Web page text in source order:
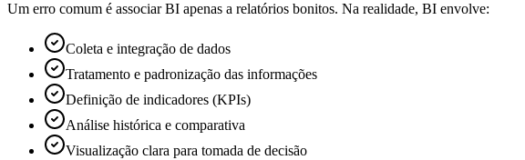
Um erro comum é associar BI apenas a relatórios bonitos. Na realidade, BI envolve:
Coleta e integração de dados
Tratamento e padronização das informações
Definição de indicadores (KPIs)
Análise histórica e comparativa
Visualização clara para tomada de decisão